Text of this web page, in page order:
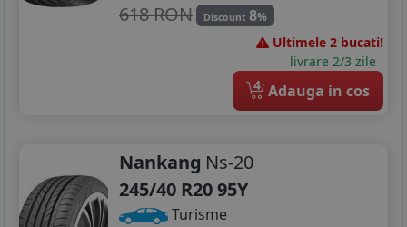
618 RON Discount 8%
Ultimele 2 bucati!
livrare 2/3 zile
4 Adauga in cos
Nankang Ns-20
245/40 R20 95Y
Turisme